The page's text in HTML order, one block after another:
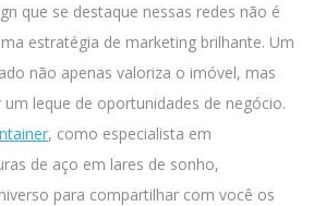
que se destaque nessas redes não é
estratégia de marketing brilhante. Um
não apenas valoriza o imóvel, mas
leque de oportunidades de negócio.
, como especialista em
de aço em lares de sonho,
para compartilhar com você os